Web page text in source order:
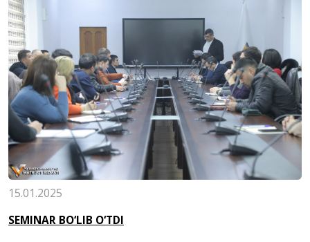
15.01.2025
SEMINAR BO‘LIB O‘TDI